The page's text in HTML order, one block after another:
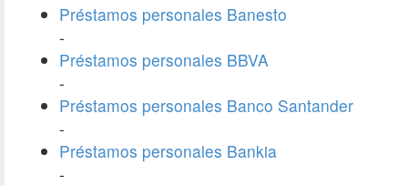
Préstamos personales Banesto
-
Préstamos personales BBVA
-
Préstamos personales Banco Santander
-
Préstamos personales Bankia
-